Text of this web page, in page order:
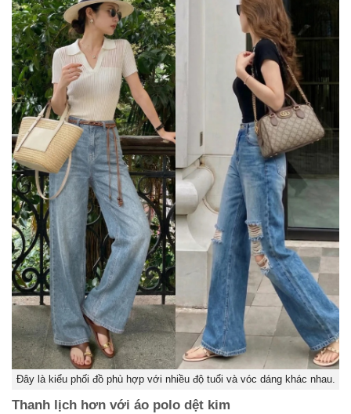
Đây là kiểu phối đồ phù hợp với nhiều độ tuổi và vóc dáng khác nhau.
Thanh lịch hơn với áo polo dệt kim